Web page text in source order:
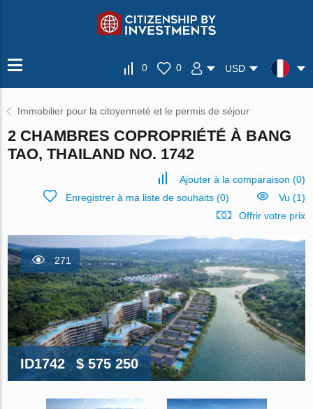
0 0 USD
Immobilier pour la citoyenneté et le permis de séjour
2 CHAMBRES COPROPRIÉTÉ À BANG
TAO, THAILAND NO. 1742
Ajouter à la comparaison (0)
Enregistrer à ma liste de souhaits(0)
Vu (1)
Offrir votre prix
271
ID1742 $ 575 250